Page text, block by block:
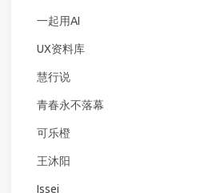
一起用AI
UX资料库
慧行说
青春永不落幕
可乐橙
王沐阳
Issei